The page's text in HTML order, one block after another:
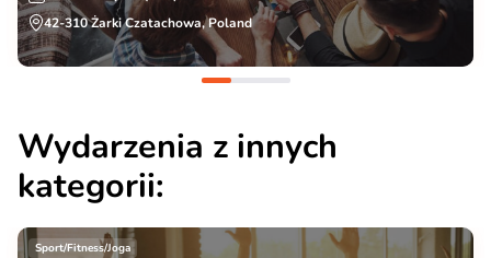
42-310 Żarki Czatachowa, Poland
Wydarzenia z innych
kategorii:
Sport/Fitness/Joga